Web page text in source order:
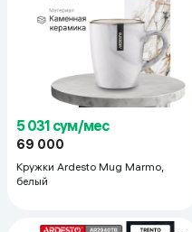
5 031 сум/мес
69 000
Кружки Ardesto Mug Marmo,
белый